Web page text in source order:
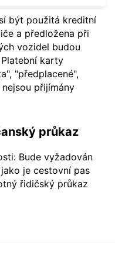
být použitá kreditní
a předložena při
vozidel budou
karty
"předplacené",
přijímány
průkaz
Bude vyžadován
je cestovní pas
řidičský průkaz